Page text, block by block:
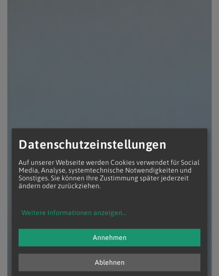
Datenschutzeinstellungen
Auf unserer Webseite werden Cookies verwendet für Social
Media, Analyse, systemtechnische Notwendigkeiten und
Sonstiges. Sie können Ihre Zustimmung später jederzeit
ändern oder zurückziehen.
Weitere Informationen anzeigen...
Ablehnen
Annehmen